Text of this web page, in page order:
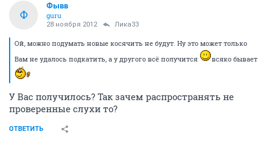
Ф
Фывв
guru
28 ноября 2012 Лика33
Ой, можно подумать новые косячить не будут. Ну это может только
Вам не удалось подкатить, а у другого всё получится
всяко бывает
У Вас получилось? Так зачем распространять не
проверенные слухи то?
ОТВЕТИТЬ